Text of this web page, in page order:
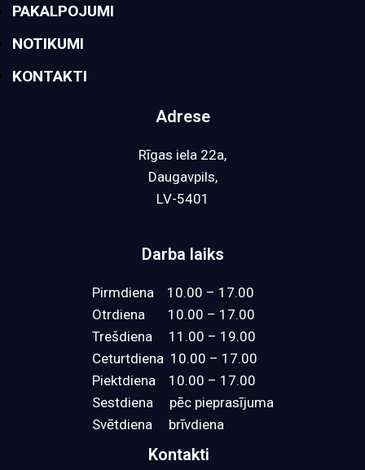
PAKALPOJUMI
NOTIKUMI
KONTAKTI
Adrese
Rīgas iela 22a,
Daugavpils,
LV-5401
Darba laiks
Pirmdiena 10.00 – 17.00
Otrdiena 10.00 – 17.00
Trešdiena 11.00 – 19.00
Ceturtdiena 10.00 – 17.00
Piektdiena 10.00 – 17.00
Sestdiena pēc pieprasījuma
Svētdiena brīvdiena
Kontakti​